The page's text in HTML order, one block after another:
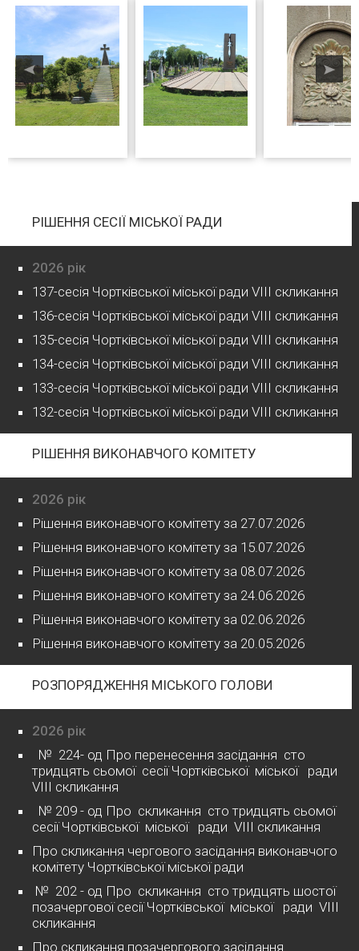
РІШЕННЯ СЕСІЇ МІСЬКОЇ РАДИ
2026 рік
137-сесія Чортківської міської ради VIII скликання
136-сесія Чортківської міської ради VIII скликання
135-сесія Чортківської міської ради VIII скликання
134-сесія Чортківської міської ради VIII скликання
133-сесія Чортківської міської ради VIII скликання
132-сесія Чортківської міської ради VIII скликання
РІШЕННЯ ВИКОНАВЧОГО КОМІТЕТУ
2026 рік
Рішення виконавчого комітету за 27.07.2026
Рішення виконавчого комітету за 15.07.2026
Рішення виконавчого комітету за 08.07.2026
Рішення виконавчого комітету за 24.06.2026
Рішення виконавчого комітету за 02.06.2026
Рішення виконавчого комітету за 20.05.2026
РОЗПОРЯДЖЕННЯ МІСЬКОГО ГОЛОВИ
2026 рік
№ 224- од Про перенесення засідання сто
тридцять сьомої сесії Чортківської міської ради
VІІІ скликання
№ 209 - од Про скликання сто тридцять сьомої
сесії Чортківської міської ради VІІІ скликання
Про скликання чергового засідання виконавчого
комітету Чортківської міської ради
№ 202 - од Про скликання сто тридцять шостої
позачергової сесії Чортківської міської ради VІІІ
скликання
Про скликання позачергового засідання